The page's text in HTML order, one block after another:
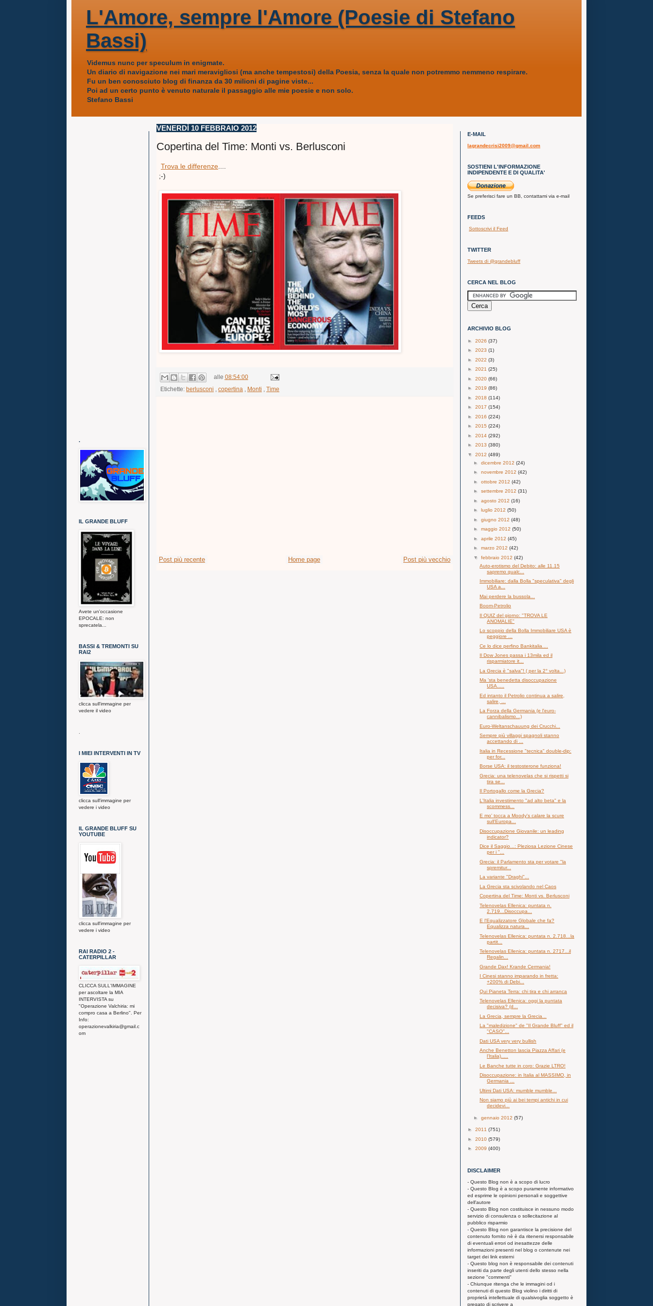
L'Amore, sempre l'Amore (Poesie di Stefano
Bassi)
Videmus nunc per speculum in enigmate.
Un diario di navigazione nei mari meravigliosi (ma anche tempestosi) della Poesia, senza la quale non potremmo nemmeno respirare.
Fu un ben conosciuto blog di finanza da 30 milioni di pagine viste...
Poi ad un certo punto è venuto naturale il passaggio alle mie poesie e non solo.
Stefano Bassi
VENERDÌ 10 FEBBRAIO 2012
Copertina del Time: Monti vs. Berlusconi
Trova le differenze
;-)
alle 08:54:00
Etichette: berlusconi copertina Monti Time
Post più recente Post più vecchio
Home page
.
IL GRANDE BLUFF
Avete un'occasione
EPOCALE: non
sprecatela...
BASSI & TREMONTI SU
RAI2
clicca sull'immagine per
vedere il video
I MIEI INTERVENTI IN TV
clicca sull'immagine per
vedere i video
IL GRANDE BLUFF SU
YOUTUBE
clicca sull'immagine per
vedere i video
RAI RADIO 2 -
CATERPILLAR
CLICCA SULL'IMMAGINE
per ascoltare la MIA
INTERVISTA su
"Operazione Valchiria: mi
compro casa a Berlino". Per
Info:
operazionevalkiria@gmail.c
om
E-MAIL
lagrandecrisi2009@gmail.com
SOSTIENI L'INFORMAZIONE
INDIPENDENTE E DI QUALITA'
Se preferisci fare un BB, contattami via e-mail
FEEDS
Sottoscrivi il Feed
TWITTER
Tweets di @grandebluff
CERCA NEL BLOG
ARCHIVIO BLOG
► 2026 (37)
► 2023 (1)
► 2022 (3)
► 2021 (25)
► 2020 (66)
► 2019 (86)
► 2018 (114)
► 2017 (154)
► 2016 (224)
► 2015 (224)
► 2014 (292)
► 2013 (380)
▼ 2012 (489)
► dicembre 2012 (24)
► novembre 2012 (42)
► ottobre 2012 (42)
► settembre 2012 (31)
► agosto 2012 (16)
► luglio 2012 (50)
► giugno 2012 (48)
► maggio 2012 (50)
► aprile 2012 (45)
► marzo 2012 (42)
▼ febbraio 2012 (42)
Auto-erotismo del Debito: alle 11.15
sapremo qualc...
Immobiliare: dalla Bolla "speculativa" degli
USA a...
Mai perdere la bussola...
Boom-Petrolio
Il QUIZ del giorno: "TROVA LE
ANOMALIE"
Lo scoppio della Bolla Immobiliare USA è
peggiore ...
Ce lo dice perfino Bankitalia....
Il Dow Jones passa i 13mila ed il
risparmiatore it...
La Grecia è "salva"! ( per la 2° volta...)
Ma 'sta benedetta disoccupazione
USA.....
Ed intanto il Petrolio continua a salire,
salire, ...
La Forza della Germania (e l'euro-
cannibalismo...)
Euro-Weltanschauung dei Crucchi...
Sempre più villaggi spagnoli stanno
accettando di ...
Italia in Recessione "tecnica" double-dip:
per for...
Borse USA: il testosterone funziona!
Grecia: una telenovelas che si rispetti si
tira se...
Il Portogallo come la Grecia?
L'Italia investimento "ad alto beta" e la
scommess...
E mo' tocca a Moody's calare la scure
sull'Europa...
Disoccupazione Giovanile: un leading
indicator?
Dice il Saggio...: Pleziosa Lezione Cinese
per i "...
Grecia: il Parlamento sta per votare "la
spremitur...
La variante "Draghi"...
La Grecia sta scivolando nel Caos
Copertina del Time: Monti vs. Berlusconi
Telenovelas Ellenica: puntata n.
2.719...Disoccupa...
E l'Equalizzatore Globale che fa?
Equalizza natura...
Telenovelas Ellenica: puntata n. 2.718...la
partit...
Telenovelas Ellenica: puntata n. 2717...il
Regalin...
Grande Dax! Krande Cermania!
I Cinesi stanno imparando in fretta:
+200% di Debi...
Qui Pianeta Terra: chi tira e chi arranca
Telenovelas Ellenica: oggi la puntata
decisiva? (d...
La Grecia, sempre la Grecia...
La "maledizione" de "Il Grande Bluff" ed il
"CASO"...
Dati USA very very bullish
Anche Benetton lascia Piazza Affari (e
l'Italia).....
Le Banche tutte in coro: Grazie LTRO!
Disoccupazione: in Italia al MASSIMO, in
Germania ...
Ultimi Dati USA: mumble mumble...
Non siamo più ai bei tempi antichi in cui
decidevi...
► gennaio 2012 (57)
► 2011 (751)
► 2010 (579)
► 2009 (400)
DISCLAIMER
- Questo Blog non è a scopo di lucro
- Questo Blog è a scopo puramente informativo
ed esprime le opinioni personali e soggettive
dell'autore
- Questo Blog non costituisce in nessuno modo
servizio di consulenza o sollecitazione al
pubblico risparmio
- Questo Blog non garantisce la precisione del
contenuto fornito nè è da ritenersi responsabile
di eventuali errori od inesattezze delle
informazioni presenti nel blog o contenute nei
target dei link esterni
- Questo blog non è responsabile dei contenuti
inseriti da parte degli utenti dello stesso nella
sezione "commenti"
- Chiunque ritenga che le immagini od i
contenuti di questo Blog violino i diritti di
proprietà intellettuale di qualsivoglia soggetto è
pregato di scrivere a